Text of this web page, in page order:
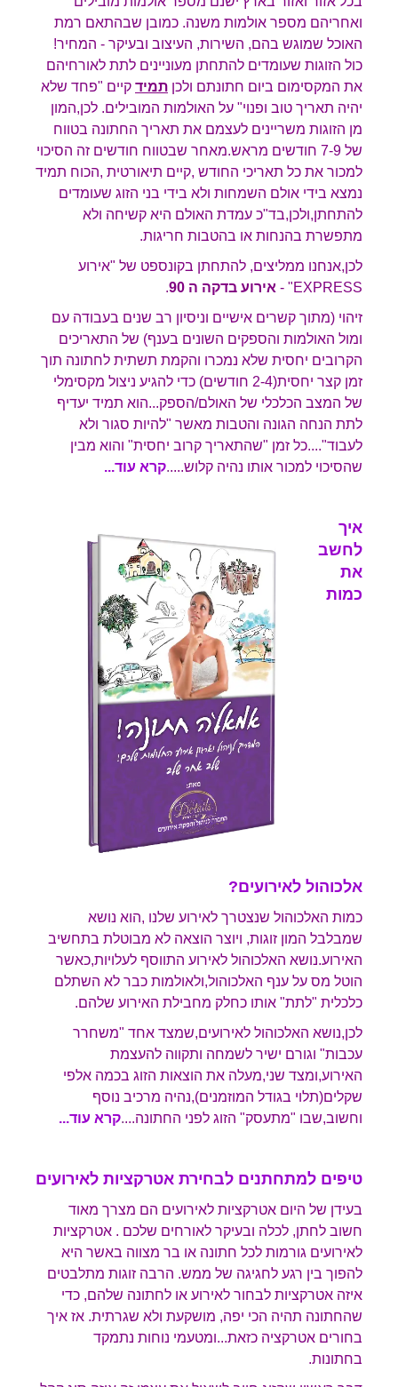
ואחריהם מספר אולמות משנה. כמובן שבהתאם רמת
האוכל שמוגש בהם, השירות, העיצוב ובעיקר - המחיר!
כול הזוגות שעומדים להתחתן מעוניינים לתת לאורחיהם
את המקסימום ביום חתונתם ולכן תמיד קיים "פחד שלא
יהיה תאריך טוב ופנוי" על האולמות המובילים. לכן,המון
מן הזוגות משריינים לעצמם את תאריך החתונה בטווח
של 7-9 חודשים מראש.מאחר שבטווח חודשים זה הסיכוי
למכור את כל תאריכי החודש ,קיים תיאורטית ,הכוח תמיד
נמצא בידי אולם השמחות ולא בידי בני הזוג שעומדים
להתחתן,ולכן,בד"כ עמדת האולם היא קשיחה ולא
מתפשרת בהנחות או בהטבות חריגות.
לכן,אנחנו ממליצים, להתחתן בקונספט של "אירוע
EXPRESS" -
אירוע בדקה ה 90
.
זיהוי (מתוך קשרים אישיים וניסיון רב שנים בעבודה עם
ומול האולמות והספקים השונים בענף) של התאריכים
הקרובים יחסית שלא נמכרו והקמת תשתית לחתונה תוך
זמן קצר יחסית(2-4 חודשים) כדי להגיע ניצול מקסימלי
של המצב הכלכלי של האולם/הספק...הוא תמיד יעדיף
לתת הנחה הגונה והטבות מאשר "להיות סגור ולא
לעבוד"....כל זמן "שהתאריך קרוב יחסית" והוא מבין
שהסיכוי למכור אותו נהיה קלוש....
.קרא עוד...
איך
לחשב
את
כמות
אלכוהול לאירועים?
כמות האלכוהול שנצטרך לאירוע שלנו ,הוא נושא
שמבלבל המון זוגות, ויוצר הוצאה לא מבוטלת בתחשיב
האירוע.נושא האלכוהול לאירוע התווסף לעלויות,כאשר
הוטל מס על ענף האלכוהול,ולאולמות כבר לא השתלם
כלכלית "לתת" אותו כחלק מחבילת האירוע שלהם.
לכן,נושא האלכוהול לאירועים,שמצד אחד "משחרר
עכבות" וגורם ישיר לשמחה ותקווה להעצמת
האירוע,ומצד שני,מעלה את הוצאות הזוג בכמה אלפי
שקלים(תלוי בגודל המוזמנים),נהיה מרכיב נוסף
וחשוב,שבו "מתעסק" הזוג לפני החתונה....קרא עוד...
טיפים למתחתנים לבחירת אטרקציות לאירועים
בעידן של היום אטרקציות לאירועים הם מצרך מאוד
חשוב לחתן, לכלה ובעיקר לאורחים שלכם . אטרקציות
לאירועים גורמות לכל חתונה או בר מצווה באשר היא
להפוך בין רגע לחגיגה של ממש. הרבה זוגות מתלבטים
איזה אטרקציות לבחור לאירוע או לחתונה שלהם, כדי
שהחתונה תהיה הכי יפה, מושקעת ולא שגרתית. אז איך
בחורים אטרקציה כזאת...ומטעמי נוחות נתמקד
בחתונות.